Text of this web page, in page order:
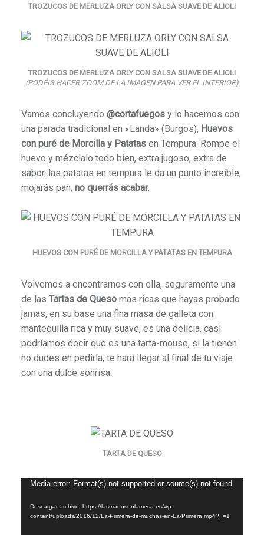
TROZUCOS DE MERLUZA ORLY CON SALSA SUAVE DE ALIOLI
TROZUCOS DE MERLUZA ORLY CON SALSA SUAVE DE ALIOLI
(PODÉIS HACER ZOOM DE LA IMAGEN PARA VER EL INTERIOR)
Vamos concluyendo @cortafuegosy lo hacemos con
una parada tradicional en «Landa» (Burgos), Huevos
con puré de Morcilla y Patatasen Tempura. Rompe el
huevo y mézclalo todo bien, extra jugoso, extra de
sabor, las patatas en tempura le da un punto increíble,
mojarás pan, no querrás acabar.
HUEVOS CON PURÉ DE MORCILLA Y PATATAS EN TEMPURA
Volvemos a encontrarnos con ella, seguramente una
de las Tartas de Quesomás ricas que hayas probado
jamas, en su base una fina masa de galleta con
mantequilla rica y muy suave, es una delicia, casi
podríamos decir que es una tarta-mouse, si la tienen
no dudes en pedirla, te hará llegar al final de tu viaje
con una dulce sonrisa.
TARTA DE QUESO
Reproductor
vídeo
Media error: Format(s) not supported or source(s) not found
Descargar archivo: https://lasmanosenlamesa.es/wp-
content/uploads/2016/12/La-Primera-de-muchas-en-La-Primera.mp4?_=1